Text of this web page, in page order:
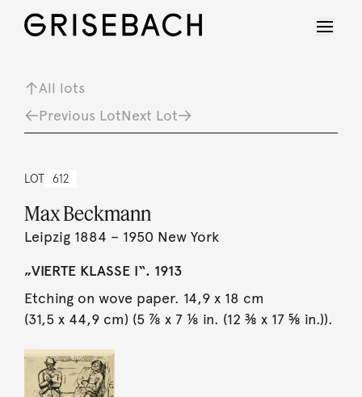
All lots
Previous LotNext Lot
LOT 612
Max Beckmann
Leipzig 1884 – 1950 New York
„VIERTE KLASSE I“. 1913
Etching on wove paper. 14,9 x 18 cm
(31,5 x 44,9 cm) (5 ⅞ x 7 ⅛ in. (12 ⅜ x 17 ⅝ in.)).